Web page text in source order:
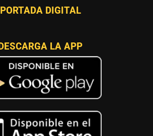
PORTADA DIGITAL
LA APP